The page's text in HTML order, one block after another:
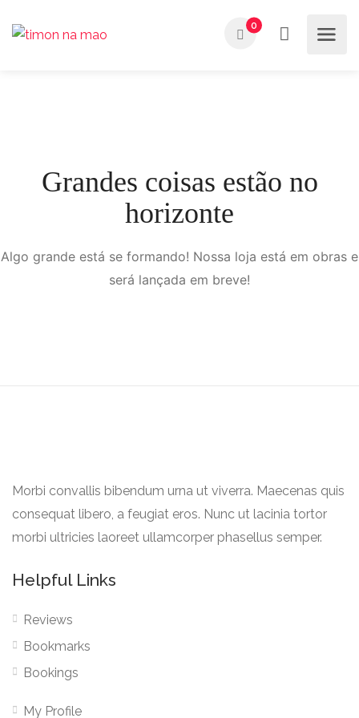
0
Grandes coisas estão no
horizonte
Algo grande está se formando! Nossa loja está em obras e
será lançada em breve!
Morbi convallis bibendum urna ut viverra. Maecenas quis
consequat libero, a feugiat eros. Nunc ut lacinia tortor
morbi ultricies laoreet ullamcorper phasellus semper.
Helpful Links
Reviews
Bookmarks
Bookings
My Profile